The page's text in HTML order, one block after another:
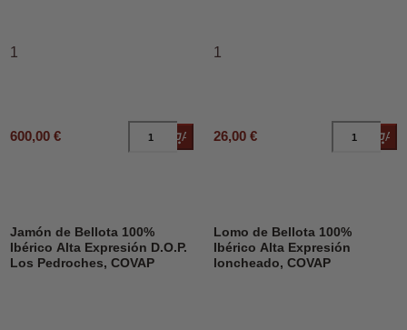
1
600,00 € Añadir al carrito
1
26,00 €
Jamón de Bellota 100%
Ibérico Alta Expresión D.O.P.
Los Pedroches, COVAP
Lomo de Bellota 100%
Ibérico Alta Expresión
loncheado, COVAP